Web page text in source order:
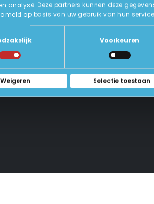
analyse. Deze partners kunnen deze
op basis van uw gebruik van hun
Voorkeuren
Weigeren Selectie toestaan
Levering
Betalen En Bestellen
Retourneren
Veel Gestelde Vragen
Algemene Voorwaarden
Privacy Beleid